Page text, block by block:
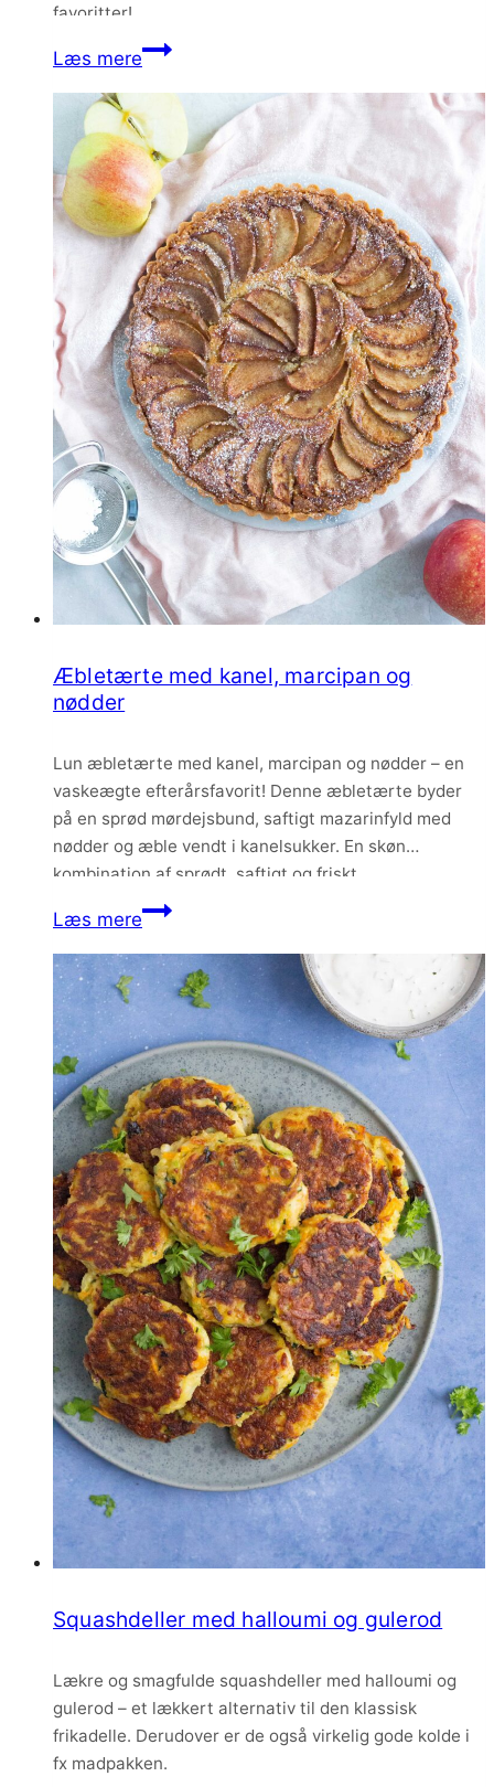
favoritter!
Læs mereCheesecake
blåbær
og
lime
Æbletærte med kanel, marcipan og
nødder
Lun æbletærte med kanel, marcipan og nødder – en
vaskeægte efterårsfavorit! Denne æbletærte byder
på en sprød mørdejsbund, saftigt mazarinfyld med
nødder og æble vendt i kanelsukker. En skøn
kombination af sprødt, saftigt og friskt.
Læs mereÆbletærte
kanel,
marcipan
og
nødder
Squashdeller med halloumi og gulerod
Lækre og smagfulde squashdeller med halloumi og
gulerod – et lækkert alternativ til den klassisk
frikadelle. Derudover er de også virkelig gode kolde i
fx madpakken.